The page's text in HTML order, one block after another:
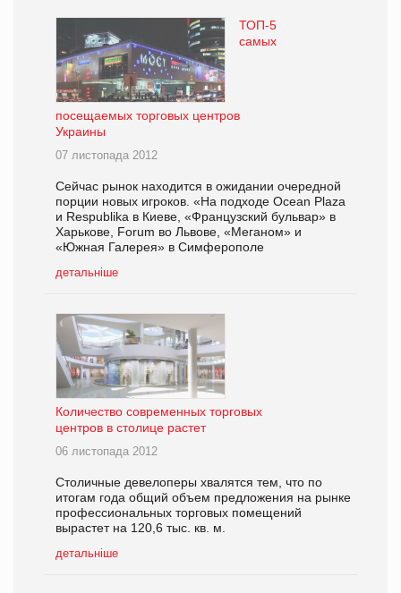
ТОП-5
самых
посещаемых торговых центров
Украины
07 листопада 2012
Сейчас рынок находится в ожидании очередной
порции новых игроков. «На подходе Ocean Plaza
и Respublika в Киеве, «Французский бульвар» в
Харькове, Forum во Львове, «Меганом» и
«Южная Галерея» в Симферополе
детальніше
Количество современных торговых
центров в столице растет
06 листопада 2012
Столичные девелоперы хвалятся тем, что по
итогам года общий объем предложения на рынке
профессиональных торговых помещений
вырастет на 120,6 тыс. кв. м.
детальніше